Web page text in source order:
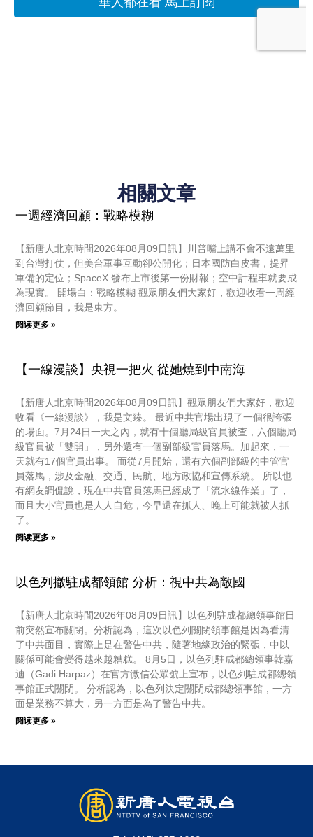
相關文章
一週經濟回顧：戰略模糊
【新唐人北京時間2026年08月09日訊】川普嘴上講不會不遠萬里
到台灣打仗，但美台軍事互動卻公開化；日本國防白皮書，提昇
軍備的定位；SpaceX 發布上市後第一份財報；空中計程車就要成
為現實。 開場白：戰略模糊 觀眾朋友們大家好，歡迎收看一周經
濟回顧節目，我是東方。
阅读更多 »
【一線漫談】央視一把火 從她燒到中南海
【新唐人北京時間2026年08月09日訊】觀眾朋友們大家好，歡迎
收看《一線漫談》，我是文臻。 最近中共官場出現了一個很誇張
的場面。7月24日一天之內，就有十個廳局級官員被查，六個廳局
級官員被「雙開」，另外還有一個副部級官員落馬。加起來，一
天就有17個官員出事。 而從7月開始，還有六個副部級的中管官
員落馬，涉及金融、交通、民航、地方政協和宣傳系統。 所以也
有網友調侃說，現在中共官員落馬已經成了「流水線作業」了，
而且大小官員也是人人自危，今早還在抓人、晚上可能就被人抓
了。
阅读更多 »
以色列撤駐成都領館 分析：視中共為敵國
【新唐人北京時間2026年08月09日訊】以色列駐成都總領事館日
前突然宣布關閉。分析認為，這次以色列關閉領事館是因為看清
了中共面目，實際上是在警告中共，隨著地緣政治的緊張，中以
關係可能會變得越來越糟糕。 8月5日，以色列駐成都總領事韓嘉
迪（Gadi Harpaz）在官方微信公眾號上宣布，以色列駐成都總領
事館正式關閉。 分析認為，以色列決定關閉成都總領事館，一方
面是業務不算大，另一方面是為了警告中共。
阅读更多 »